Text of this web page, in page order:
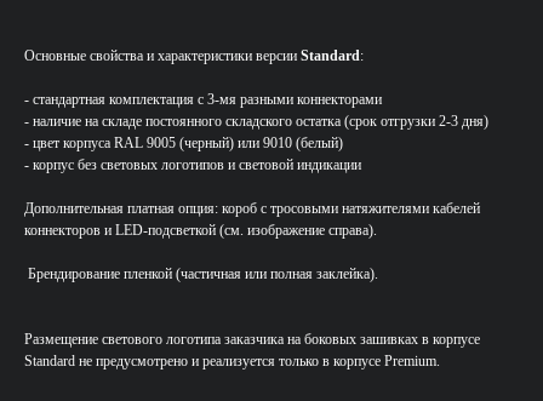
Основные свойства и характеристики версии Standard:
- стандартная комплектация с 3-мя разными коннекторами
- наличие на складе постоянного складского остатка (срок отгрузки 2-3 дня)
- цвет корпуса RAL 9005 (черный) или 9010 (белый)
- корпус без световых логотипов и световой индикации
Дополнительная платная опция: короб с тросовыми натяжителями кабелей
коннекторов и LED-подсветкой (см. изображение справа).
Брендирование пленкой (частичная или полная заклейка).
Размещение светового логотипа заказчика на боковых зашивках в корпусе
Standard не предусмотрено и реализуется только в корпусе Premium.